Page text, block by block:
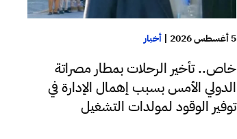
5 أغسطس 2026 |أخبار
خاص.. تأخير الرحلات بمطار مصراتة
الدولي الأمس بسبب إهمال الإدارة في
توفير الوقود لمولدات التشغيل